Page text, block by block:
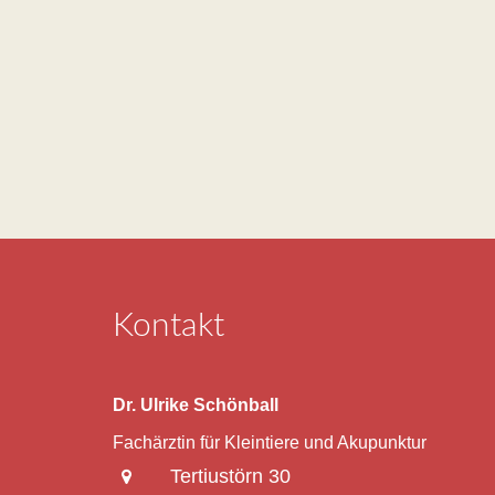
Kontakt
Dr. Ulrike Schönball
Fachärztin für Kleintiere und Akupunktur
Tertiustörn 30